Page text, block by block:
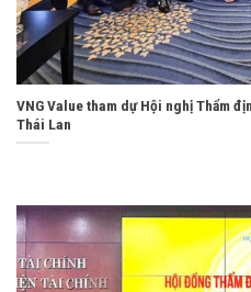
VNG Value tham dự Hội nghị Thẩm
Thái Lan